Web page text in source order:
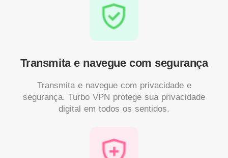
Transmita e navegue com segurança
Transmita e navegue com privacidade e
segurança. Turbo VPN protege sua privacidade
digital em todos os sentidos.